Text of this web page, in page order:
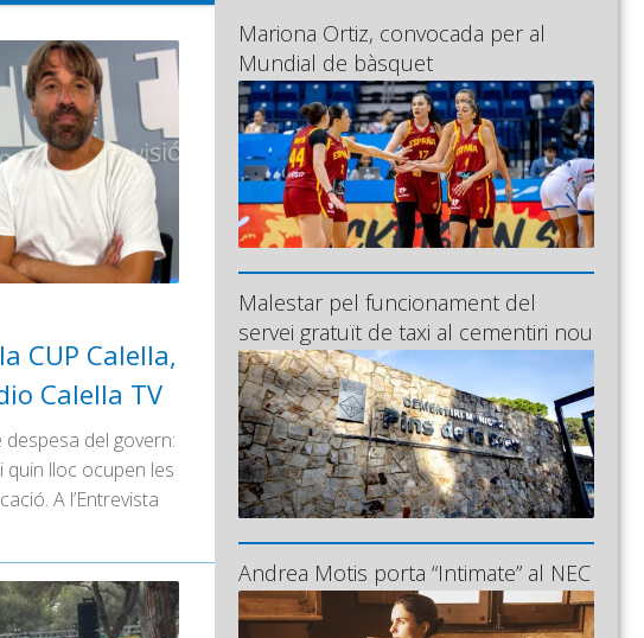
CUP Calella,
Calella TV
del govern:
lloc ocupen les
A l’Entrevista
Mariona Ortiz, convocada per al
Mundial de bàsquet
Malestar pel funcionament del
servei gratuït de taxi al cementiri nou
Andrea Motis porta “Intimate” al NEC